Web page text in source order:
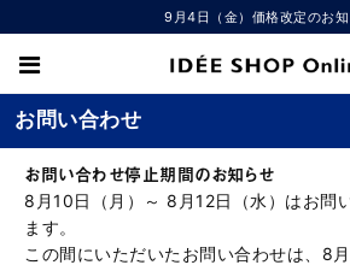
9月4日（金）価格改定のお
お問い合わせ
お問い合わせ停止期間のお知らせ
8月10日（月）～ 8月12日（水）はお問
ます。
この間にいただいたお問い合わせは、8